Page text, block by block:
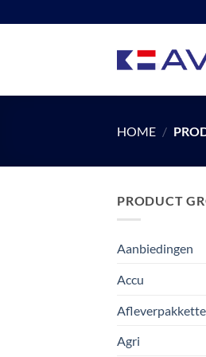
naar
HOME /
PRODUCT
Aanbiedingen
Accu
Agri